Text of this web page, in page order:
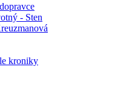
- Sten
kroniky